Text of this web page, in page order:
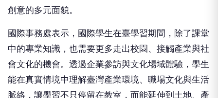
創意的多元面貌。
國際事務處表示，國際學生在臺學習期間，除了課堂
中的專業知識，也需要更多走出校園、接觸產業與社
會文化的機會。透過企業參訪與文化場域體驗，學生
能在真實情境中理解臺灣產業環境、職場文化與生活
脈絡，讓學習不只停留在教室，而能延伸到土地、產